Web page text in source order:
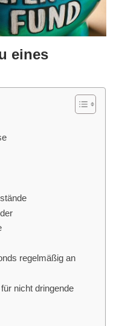
eines
regelmäßig an
nicht dringende